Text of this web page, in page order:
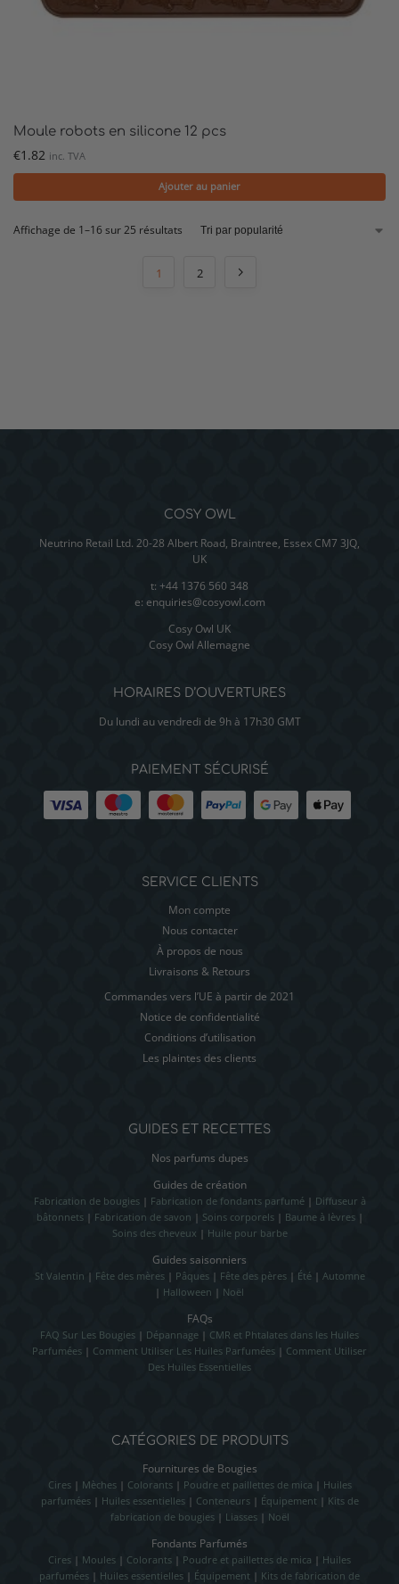
Moule robots en silicone 12 pcs
€1.82 inc. TVA
Ajouter au panier
Affichage de 1–16 sur 25 résultats
1 2
COSY OWL
Neutrino Retail Ltd. 20-28 Albert Road, Braintree, Essex CM7 3JQ,
UK
t: +44 1376 560 348
e: enquiries@cosyowl.com
Cosy Owl UK
Cosy Owl Allemagne
HORAIRES D’OUVERTURES
Du lundi au vendredi de 9h à 17h30 GMT
PAIEMENT SÉCURISÉ
SERVICE CLIENTS
Mon compte
Nous contacter
À propos de nous
Livraisons & Retours
Commandes vers l’UE à partir de 2021
Notice de confidentialité
Conditions d’utilisation
Les plaintes des clients
GUIDES ET RECETTES
Nos parfums dupes
Guides de création
Fabrication de bougies| Fabrication de fondants parfumé| Diffuseur à
bâtonnets| Fabrication de savon | Soins corporels| Baume à lèvres|
Soins des cheveux | Huile pour barbe
Guides saisonniers
St Valentin | Fête des mères| Pâques| Fête des pères| Été| Automne
| Halloween | Noël
FAQs
FAQ Sur Les Bougies | Dépannage | CMR et Phtalates dans les Huiles
Parfumées | Comment Utiliser Les Huiles Parfumées | Comment Utiliser
Des Huiles Essentielles
CATÉGORIES DE PRODUITS
Fournitures de Bougies
Cires| Mèches| Colorants| Poudre et paillettes de mica | Huiles
parfumées| Huiles essentielles| Conteneurs| Équipement | Kits de
fabrication de bougies| Liasses| Noël
Fondants Parfumés
Cires | Moules | Colorants | Poudre et paillettes de mica | Huiles
parfumées | Huiles essentielles | Équipement | Kits de fabrication de